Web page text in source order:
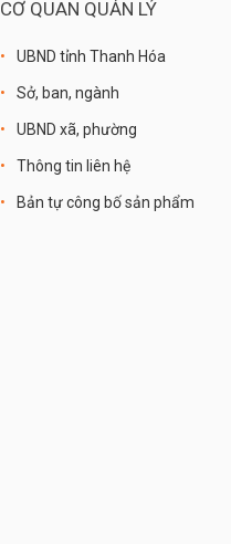
CƠ QUAN QUẢN LÝ
UBND tỉnh Thanh Hóa
Sở, ban, ngành
UBND xã, phường
Thông tin liên hệ
Bản tự công bố sản phẩm